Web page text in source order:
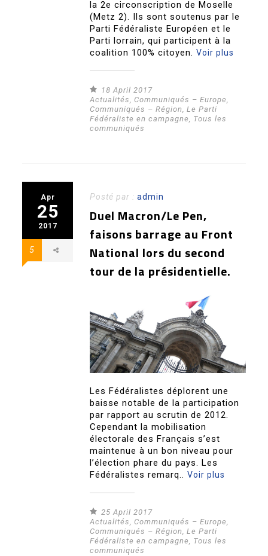
la 2e circonscription de Moselle
(Metz 2). Ils sont soutenus par le
Parti Fédéraliste Européen et le
Parti lorrain, qui participent à la
coalition 100% citoyen.Voir plus
18 April 2017
Actualités, Communiqués – Europe,
Communiqués – Région,Le Parti
Fédéraliste en campagne, Tous les
communiqués
Apr
25
2017
5
Posté par :admin
Duel Macron/Le Pen,
faisons barrage au Front
National lors du second
tour de la présidentielle.
Les Fédéralistes déplorent une
baisse notable de la participation
par rapport au scrutin de 2012.
Cependant la mobilisation
électorale des Français s’est
maintenue à un bon niveau pour
l’élection phare du pays. Les
Fédéralistes remarq..Voir plus
25 April 2017
Actualités, Communiqués – Europe,
Communiqués – Région,Le Parti
Fédéraliste en campagne, Tous les
communiqués